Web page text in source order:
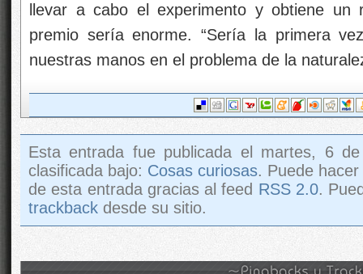
llevar a cabo el experimento y obtiene un
premio sería enorme. “Sería la primera
nuestras manos en el problema de la
Esta entrada fue publicada el martes, 6
clasificada bajo: Cosas curiosas. Puede
de esta entrada gracias al feed RSS 2.0.
trackback desde su sitio.